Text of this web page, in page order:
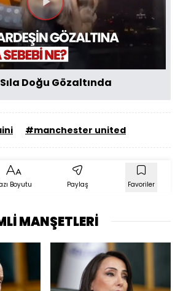
Videoyu
Oynat
Doğu Gözaltında
#manchester united
Boyutu Paylaş Favoriler
MANŞETLERİ